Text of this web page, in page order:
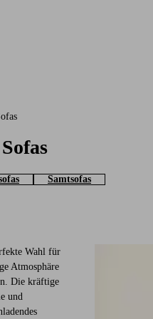
gehen
Samtsofas
Wahl für
Atmosphäre
Die kräftige
und